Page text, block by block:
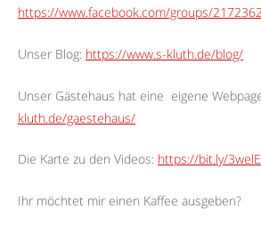
https://www.facebook.com/groups/
Unser Blog: https://www.s-kluth.de/blog/
Unser Gästehaus hat eine eigene
kluth.de/gaestehaus/
Die Karte zu den Videos: https://bit.ly/
Ihr möchtet mir einen Kaffee ausgeben?